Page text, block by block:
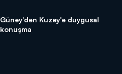
Güney'den Kuzey'e duygusal
konuşma